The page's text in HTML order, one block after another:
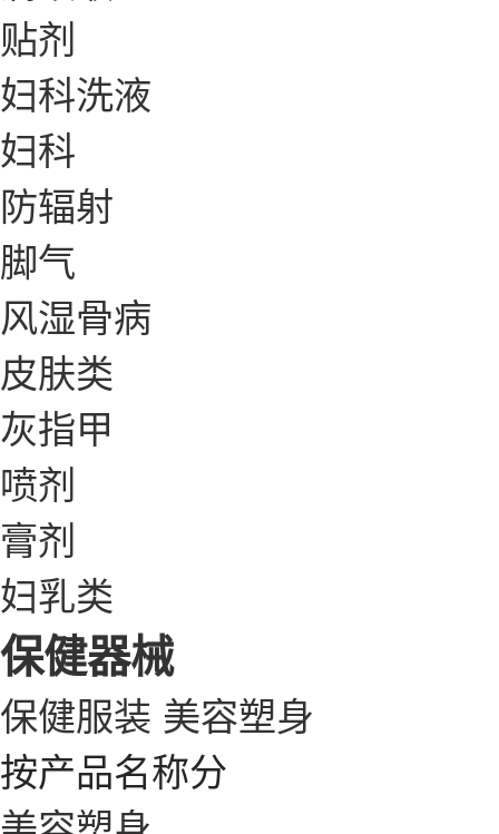
贴剂
妇科洗液
妇科
防辐射
脚气
风湿骨病
皮肤类
灰指甲
喷剂
膏剂
妇乳类
保健器械
保健服装 美容塑身
按产品名称分